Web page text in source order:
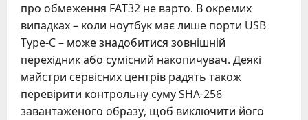
про обмеження FAT32 не варто. В окремих
випадках – коли ноутбук має лише порти USB
Type-C – може знадобитися зовнішній
перехідник або сумісний накопичувач. Деякі
майстри сервісних центрів радять також
перевірити контрольну суму SHA-256
завантаженого образу, щоб виключити його